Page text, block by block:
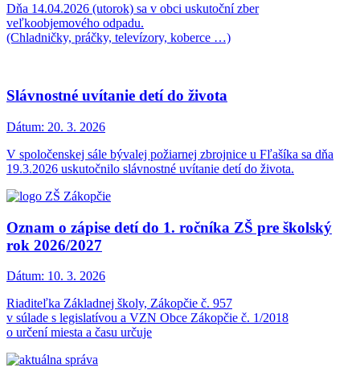
Dňa 14.04.2026 (utorok) sa v obci uskutoční zber
veľkoobjemového odpadu.
(Chladničky, práčky, televízory, koberce …)
Slávnostné uvítanie detí do života
Dátum: 20. 3. 2026
V spoločenskej sále bývalej požiarnej zbrojnice u Fľašíka sa dňa
19.3.2026 uskutočnilo slávnostné uvítanie detí do života.
Oznam o zápise detí do 1. ročníka ZŠ pre školský
rok 2026/2027
Dátum: 10. 3. 2026
Riaditeľka Základnej školy, Zákopčie č. 957
v súlade s legislatívou a VZN Obce Zákopčie č. 1/2018
o určení miesta a času určuje